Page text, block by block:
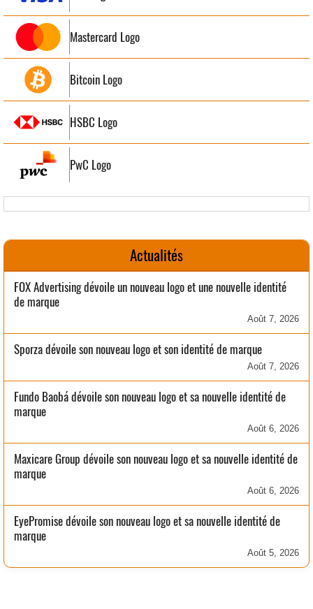
Mastercard Logo
Bitcoin Logo
HSBC Logo
PwC Logo
Actualités
FOX Advertising dévoile un nouveau logo et une nouvelle identité
de marque
Août 7, 2026
Sporza dévoile son nouveau logo et son identité de marque
Août 7, 2026
Fundo Baobá dévoile son nouveau logo et sa nouvelle identité de
marque
Août 6, 2026
Maxicare Group dévoile son nouveau logo et sa nouvelle identité de
marque
Août 6, 2026
EyePromise dévoile son nouveau logo et sa nouvelle identité de
marque
Août 5, 2026